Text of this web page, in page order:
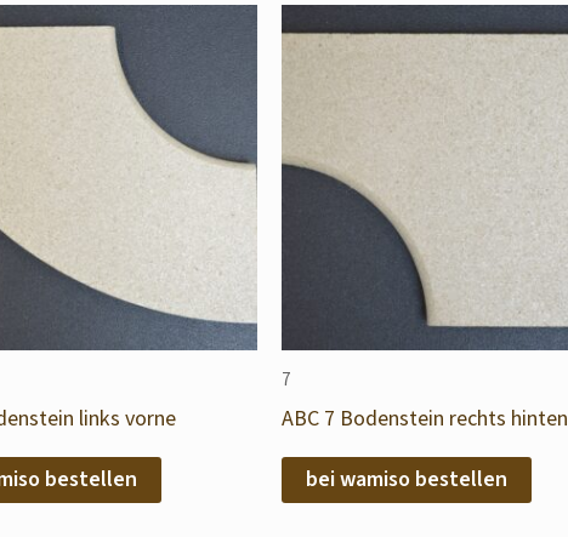
links vorne
bestellen
7
ABC 7 Bodenstein rechts hinten
bei wamiso bestellen